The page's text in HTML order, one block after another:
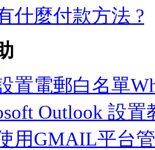
什麼付款方法 ?
置電郵白名單
Outlook 設置
用GMAIL平台